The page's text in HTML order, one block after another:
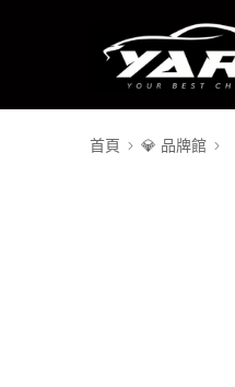
首頁 💎 品牌館